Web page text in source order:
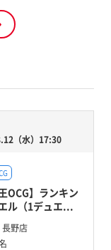
（水）17:30
OCG】ランキン
ル（1デュエ...
長野店